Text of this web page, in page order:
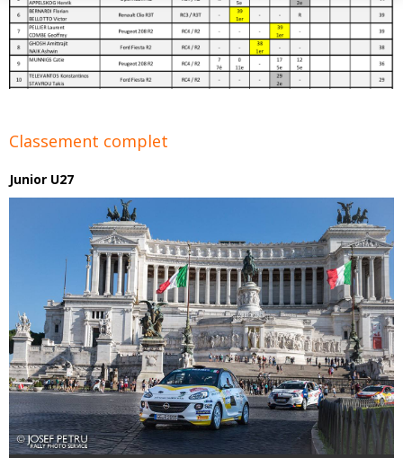
Classement complet
Junior U27